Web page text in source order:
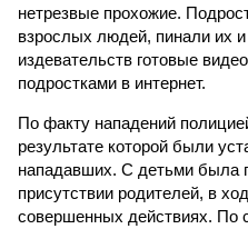
нетрезвые прохожие.
взрослых людей, пинали их
издевательств готовые
подростками в интернет.
По факту нападений
результате которой были
нападавших. С детьми была
присутствии родителей, в
совершенных действиях. По